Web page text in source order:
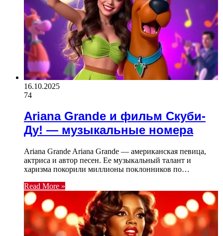
16.10.2025
74
Ariana Grande и фильм Скуби-
Ду! — музыкальные номера
Ariana Grande Ariana Grande — американская певица,
актриса и автор песен. Ее музыкальный талант и
харизма покорили миллионы поклонников по…
Read More »